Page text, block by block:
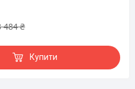
484 ₴
Купити